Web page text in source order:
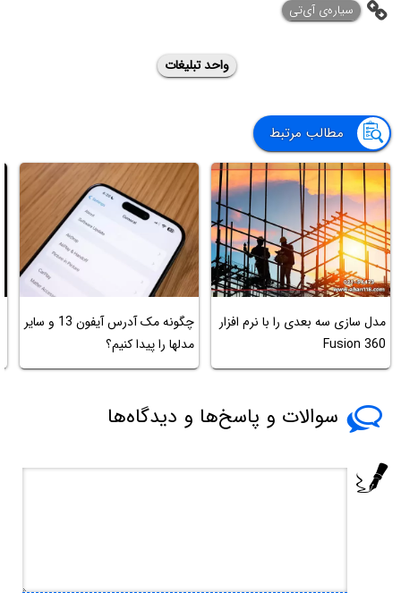
‌سیاره‌ی آی‌تی
واحد تبلیغات
مطالب مرتبط
مدل سازی سه بعدی را با نرم افزار
Fusion 360
چگونه مک آدرس آیفون 13 و سایر
مدلها را پیدا کنیم؟
سوالات و پاسخ‌ها و دیدگاه‌ها